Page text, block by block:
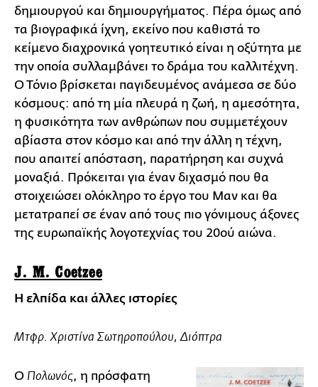
δημιουργού και δημιουργήματος. Πέρα όμως από
τα βιογραφικά ίχνη, εκείνο που καθιστά το
κείμενο διαχρονικά γοητευτικό είναι η οξύτητα με
την οποία συλλαμβάνει το δράμα του καλλιτέχνη.
Ο Τόνιο βρίσκεται παγιδευμένος ανάμεσα σε δύο
κόσμους: από τη μία πλευρά η ζωή, η αμεσότητα,
η φυσικότητα των ανθρώπων που συμμετέχουν
αβίαστα στον κόσμο και από την άλλη η τέχνη,
που απαιτεί απόσταση, παρατήρηση και συχνά
μοναξιά. Πρόκειται για έναν διχασμό που θα
στοιχειώσει ολόκληρο το έργο του Μαν και θα
μετατραπεί σε έναν από τους πιο γόνιμους άξονες
της ευρωπαϊκής λογοτεχνίας του 20ού αιώνα.
J. M. Coetzee
Η ελπίδα και άλλες ιστορίες
Mτφρ. Χριστίνα Σωτηροπούλου, Διόπτρα
Ο Πολωνός, η πρόσφατη